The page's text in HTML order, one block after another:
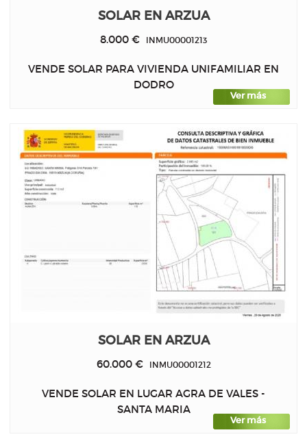
SOLAR EN ARZUA
8.000 € INMU00001213
VENDE SOLAR PARA VIVIENDA UNIFAMILIAR EN
DODRO
Ver más
SOLAR EN ARZUA
60.000 €INMU00001212
VENDE SOLAR EN LUGAR AGRA DE VALES -
SANTA MARIA
Ver más